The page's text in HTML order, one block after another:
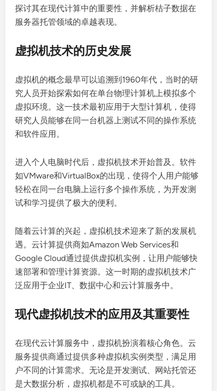
探讨其在现代计算中的重要性，并解析桔子数据在
服务器托管领域的卓越表现。
虚拟机技术的历史发展
虚拟机的概念最早可以追溯到1960年代，当时的研
究人员开始探索如何在单台物理计算机上模拟多个
虚拟环境。这一技术最初应用于大型计算机，使得
研究人员能够在同一台机器上测试不同的操作系统
和软件应用。
进入个人电脑时代后，虚拟机技术开始普及。软件
如VMware和VirtualBox的出现，使得个人用户能够
轻松在同一台电脑上运行多个操作系统，为开发测
试和学习提供了极大的便利。
随着云计算的兴起，虚拟机技术迎来了新的发展机
遇。云计算提供商如Amazon Web Services和
Google Cloud通过提供虚拟机实例，让用户能够快
速部署和管理计算资源。这一时期的虚拟机技术广
泛应用于企业IT、数据中心和云计算服务中。
现代虚拟机技术的应用及其重要性
在现代云计算服务中，虚拟机扮演着核心角色。云
服务提供商通过提供多种虚拟机实例类型，满足用
户不同的计算需求。无论是开发测试、网站托管还
是大数据分析，虚拟机都是不可或缺的工具。